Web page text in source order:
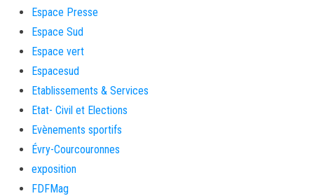
Espace Presse
Espace Sud
Espace vert
Espacesud
Etablissements & Services
Etat- Civil et Elections
Evènements sportifs
Évry-Courcouronnes
exposition
FDFMag